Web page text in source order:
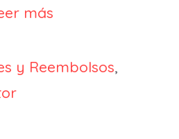
más
y Reembolsos,